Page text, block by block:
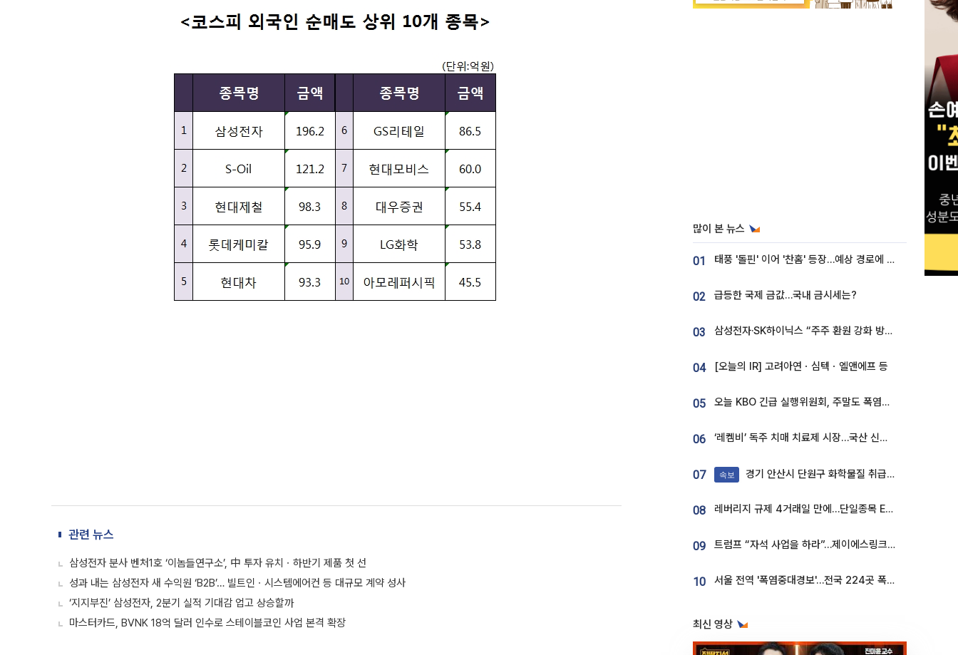
관련 뉴스
삼성전자 분사 벤처1호 ‘이놈들연구소’, 中 투자 유치ㆍ하반기 제품 첫 선
성과 내는 삼성전자 새 수익원 ‘B2B’… 빌트인ㆍ시스템에어컨 등 대규모 계약 성사
‘지지부진’ 삼성전자, 2분기 실적 기대감 업고 상승할까
마스터카드, BVNK 18억 달러 인수로 스테이블코인 사업 본격 확장
많이 본 뉴스
01 태풍 '돌핀' 이어 '찬홈' 등장…예상 경로에 한국 '한숨'
02 급등한 국제 금값…국내 금시세는?
03 삼성전자·SK하이닉스 “주주 환원 강화 방안 마련”
04 [오늘의 IR] 고려아연ㆍ심텍ㆍ엘앤에프 등
05 오늘 KBO 긴급 실행위원회, 주말도 폭염취소 될까
06 ‘레켐비’ 독주 치매 치료제 시장…국산 신약 등장하나
07 속보 경기 안산시 단원구 화학물질 취급 공장서 연기 발생
08 레버리지 규제 4거래일 만에…단일종목 ETF 거래대금 '13분의 1' 급감
09 트럼프 “자석 사업을 하라”…제이에스링크, 비중국 영구자석 공급망 구축 속도
10 서울 전역 '폭염중대경보'…전국 224곳 폭염특보
최신 영상